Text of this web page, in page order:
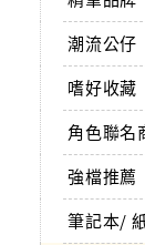
潮流公仔
嗜好收藏
角色聯名
強檔推薦
筆記本/